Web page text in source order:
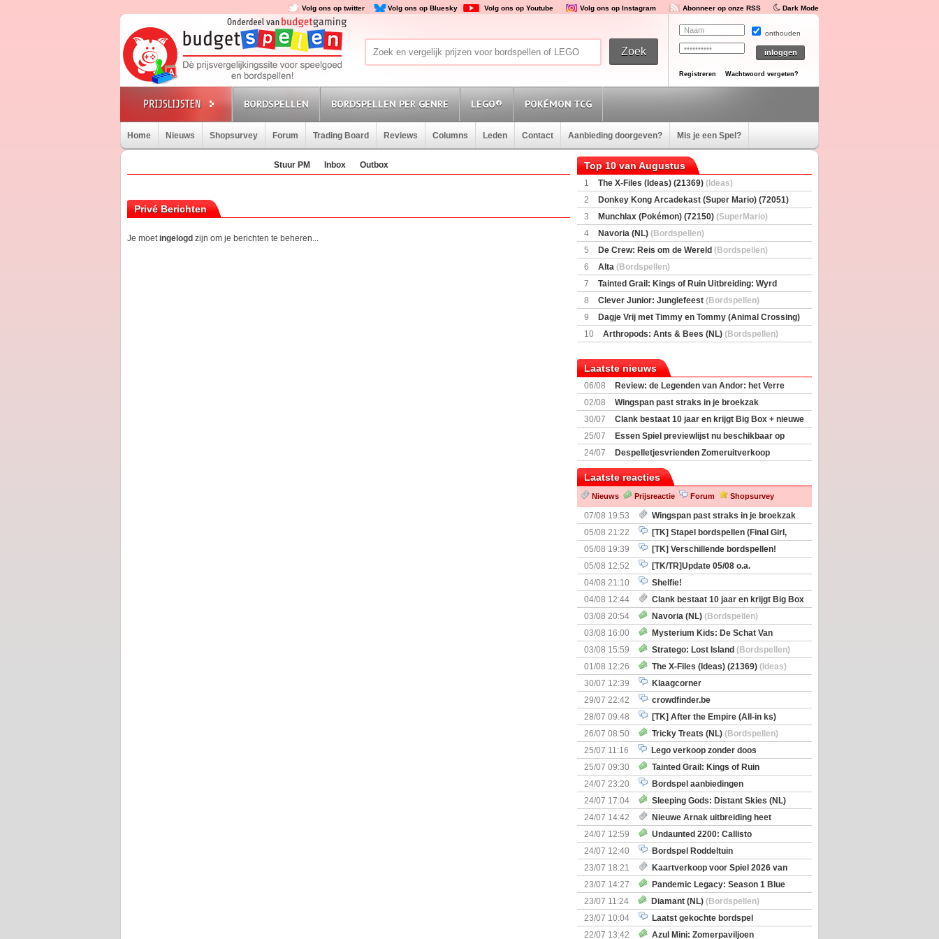
Volg ons op twitter Volg ons op Bluesky Volg ons op Youtube Volg ons op Instagram Abonneer op onze RSS Dark Mode
onthouden
Registreren Wachtwoord vergeten?
BORDSPELLEN BORDSPELLEN PER GENRE LEGO® POKÉMON TCG
Home Nieuws Shopsurvey Forum Trading Board Reviews Columns Leden Contact Aanbieding doorgeven? Mis je een Spel?
Stuur PM Inbox Outbox
Privé Berichten
Je moetingelogd zijn om je berichten te beheren...
Top 10 van Augustus
1 The X-Files (Ideas) (21369) (Ideas)
2
Donkey Kong Arcadekast (Super Mario) (72051)
(SuperMario)
3 Munchlax (Pokémon) (72150) (SuperMario)
4
Navoria (NL) (Bordspellen)
5
De Crew: Reis om de Wereld (Bordspellen)
6
Alta (Bordspellen)
7
Tainted Grail: Kings of Ruin Uitbreiding: Wyrd
Encounters(Bordspellen)
8 Clever Junior: Junglefeest (Bordspellen)
9
Dagje Vrij met Timmy en Tommy (Animal Crossing)
(77059)(Ideas)
10 Arthropods: Ants & Bees (NL) (Bordspellen)
Laatste nieuws
06/08
Review: de Legenden van Andor: het Verre
Land
02/08
Wingspan past straks in je broekzak
30/07
Clank bestaat 10 jaar en krijgt Big Box + nieuwe
uitbreiding
25/07
Essen Spiel previewlijst nu beschikbaar op
Boardgamegeek
24/07
Despelletjesvrienden Zomeruitverkoop
Laatste reacties
Nieuws Prijsreactie Forum Shopsurvey
07/08 19:53
Wingspan past straks in je broekzak
05/08 21:22
[TK] Stapel bordspellen (Final Girl,
Nemesis Retaliation, Zombicide Invader)
05/08 19:39
[TK] Verschillende bordspellen!
05/08 12:52
[TK/TR]Update 05/08 o.a.
Prijsverlagingen, Imperium Horizons, 20 Strong
04/08 21:10
Shelfie!
04/08 12:44
Clank bestaat 10 jaar en krijgt Big Box
+ nieuwe uitbreiding
03/08 20:54 Navoria (NL) (Bordspellen)
03/08 16:00
Mysterium Kids: De Schat Van
Kapitein Boe
(Bordspellen)
03/08 15:59 Stratego: Lost Island (Bordspellen)
01/08 12:26
The X-Files (Ideas) (21369) (Ideas)
30/07 12:39
Klaagcorner
29/07 22:42
crowdfinder.be
28/07 09:48
[TK] After the Empire (All-in ks)
26/07 08:50
Tricky Treats (NL) (Bordspellen)
25/07 11:16
Lego verkoop zonder doos
25/07 09:30
Tainted Grail: Kings of Ruin
Uitbreiding: Wyrd Encounters(Bordspellen)
24/07 23:20
Bordspel aanbiedingen
24/07 17:04
Sleeping Gods: Distant Skies (NL)
(Bordspellen)
24/07 14:42
Nieuwe Arnak uitbreiding heet
Surprise Shipments
24/07 12:59
Undaunted 2200: Callisto
(Bordspellen)
24/07 12:40
Bordspel Roddeltuin
23/07 18:21
Kaartverkoop voor Spiel 2026 van
start
23/07 14:27
Pandemic Legacy: Season 1 Blue
(Bordspellen)
23/07 11:24 Diamant (NL) (Bordspellen)
23/07 10:04
Laatst gekochte bordspel
22/07 13:42
Azul Mini: Zomerpaviljoen